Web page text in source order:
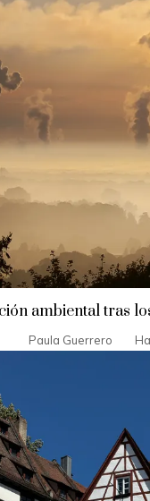
ambiental tras
Paula Guerrero